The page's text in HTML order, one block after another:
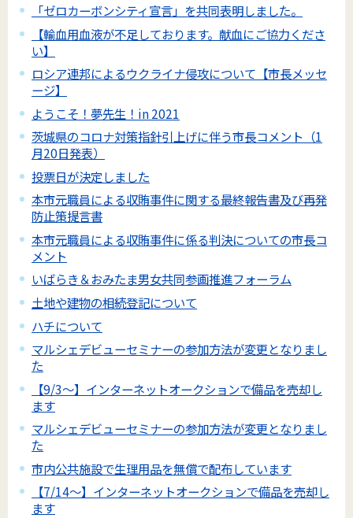
「ゼロカーボンシティ宣言」を共同表明しました。
【輸血用血液が不足しております。献血にご協力くださ
い】
ロシア連邦によるウクライナ侵攻について【市長メッセ
ージ】
ようこそ！夢先生！in 2021
茨城県のコロナ対策指針引上げに伴う市長コメント（1
月20日発表）
投票日が決定しました
本市元職員による収賄事件に関する最終報告書及び再発
防止策提言書
本市元職員による収賄事件に係る判決についての市長コ
メント
いばらき＆おみたま男女共同参画推進フォーラム
土地や建物の相続登記について
ハチについて
マルシェデビューセミナーの参加方法が変更となりまし
た
【9/3～】インターネットオークションで備品を売却し
ます
マルシェデビューセミナーの参加方法が変更となりまし
た
市内公共施設で生理用品を無償で配布しています
【7/14～】インターネットオークションで備品を売却し
ます